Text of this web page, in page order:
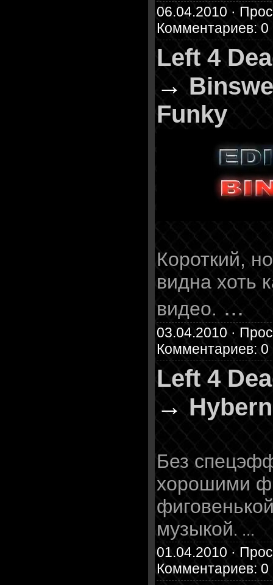
06.04.2010 ·
Комментариев: 0
Left 4
→
Funky
Короткий,
видна хоть
видео. ...
03.04.2010 ·
Комментариев: 0
Left 4
→
Без
хорошими
музыкой. ...
01.04.2010 ·
Комментариев: 0